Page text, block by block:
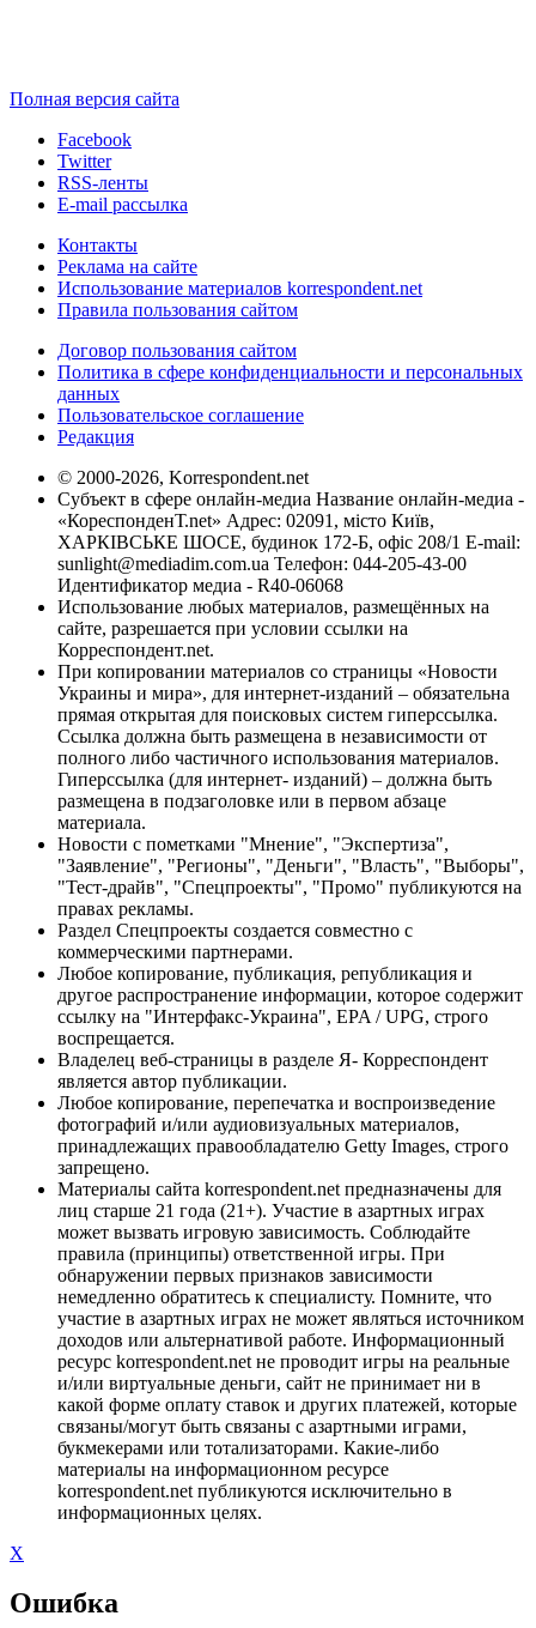
Полная версия сайта
Facebook
Twitter
RSS-ленты
E-mail рассылка
Контакты
Реклама на сайте
Использование материалов korrespondent.net
Правила пользования сайтом
Договор пользования сайтом
Политика в сфере конфиденциальности и персональных
данных
Пользовательское соглашение
Редакция
© 2000-2026, Korrespondent.net
Субъект в сфере онлайн-медиа Название онлайн-медиа -
«КореспонденТ.net» Адрес: 02091, місто Київ,
ХАРКІВСЬКЕ ШОСЕ, будинок 172-Б, офіс 208/1 E-mail:
sunlight@mediadim.com.ua Телефон: 044-205-43-00
Идентификатор медиа - R40-06068
Использование любых материалов, размещённых на
сайте, разрешается при условии ссылки на
Корреспондент.net.
При копировании материалов со страницы «Новости
Украины и мира», для интернет-изданий – обязательна
прямая открытая для поисковых систем гиперссылка.
Ссылка должна быть размещена в независимости от
полного либо частичного использования материалов.
Гиперссылка (для интернет- изданий) – должна быть
размещена в подзаголовке или в первом абзаце
материала.
Новости с пометками "Мнение", "Экспертиза",
"Заявление", "Регионы", "Деньги", "Власть", "Выборы",
"Тест-драйв", "Спецпроекты", "Промо" публикуются на
правах рекламы.
Раздел Спецпроекты создается совместно с
коммерческими партнерами.
Любое копирование, публикация, републикация и
другое распространение информации, которое содержит
ссылку на "Интерфакс-Украина", EPA / UPG, строго
воспрещается.
Владелец веб-страницы в разделе Я- Корреспондент
является автор публикации.
Любое копирование, перепечатка и воспроизведение
фотографий и/или аудиовизуальных материалов,
принадлежащих правообладателю Getty Images, строго
запрещено.
Материалы сайта korrespondent.net предназначены для
лиц старше 21 года (21+). Участие в азартных играх
может вызвать игровую зависимость. Соблюдайте
правила (принципы) ответственной игры. При
обнаружении первых признаков зависимости
немедленно обратитесь к специалисту. Помните, что
участие в азартных играх не может являться источником
доходов или альтернативой работе. Информационный
ресурс korrespondent.net не проводит игры на реальные
и/или виртуальные деньги, сайт не принимает ни в
какой форме оплату ставок и других платежей, которые
связаны/могут быть связаны с азартными играми,
букмекерами или тотализаторами. Какие-либо
материалы на информационном ресурсе
korrespondent.net публикуются исключительно в
информационных целях.
X
Ошибка